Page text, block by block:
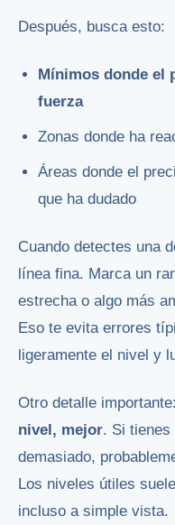
Después, busca esto:
Mínimos donde el
fuerza
Zonas donde ha
Áreas donde el
que ha dudado
Cuando detectes una
línea fina. Marca un
estrecha o algo más
Eso te evita errores
ligeramente el nivel y
Otro detalle importante:
nivel, mejor. Si tienes
demasiado,
Los niveles útiles
incluso a simple vista.